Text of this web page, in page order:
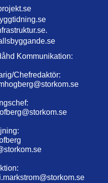
Kommunikation:
Chefredaktör: